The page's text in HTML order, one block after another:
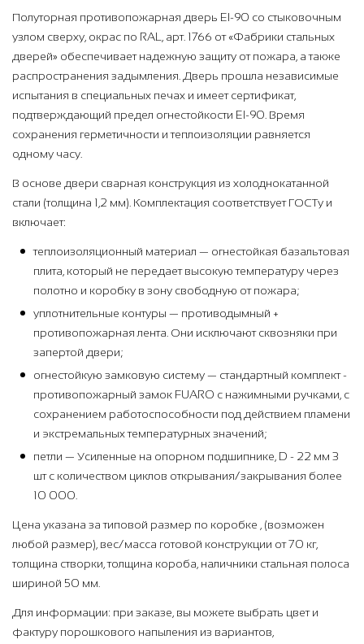
Полуторная противопожарная дверь EI-90 со стыковочным
узлом сверху, окрас по RAL, арт. 1766 от «Фабрики стальных
дверей» обеспечивает надежную защиту от пожара, а также
распространения задымления. Дверь прошла независимые
испытания в специальных печах и имеет сертификат,
подтверждающий предел огнестойкости EI-90. Время
сохранения герметичности и теплоизоляции равняется
одному часу.
В основе двери сварная конструкция из холоднокатанной
стали (толщина 1,2 мм). Комплектация соответствует ГОСТу и
включает:
теплоизоляционный материал — огнестойкая базальтовая
плита, который не передает высокую температуру через
полотно и коробку в зону свободную от пожара;
уплотнительные контуры — противодымный +
противопожарная лента. Они исключают сквозняки при
запертой двери;
огнестойкую замковую систему — стандартный комплект -
противопожарный замок FUARO с нажимными ручками, с
сохранением работоспособности под действием пламени
и экстремальных температурных значений;
петли — Усиленные на опорном подшипнике, D - 22 мм 3
шт с количеством циклов открывания/закрывания более
10 000.
Цена указана за типовой размер по коробке , (возможен
любой размер), вес/масса готовой конструкции от 70 кг,
толщина створки, толщина короба, наличники стальная полоса
шириной 50 мм.
Для информации: при заказе, вы можете выбрать цвет и
фактуру порошкового напыления из вариантов,